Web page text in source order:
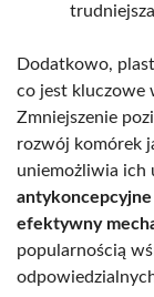
Dodatkowo,
co jest kluczowe
Zmniejszenie
rozwój komórek
uniemożliwia ich
efektywny
popularnością